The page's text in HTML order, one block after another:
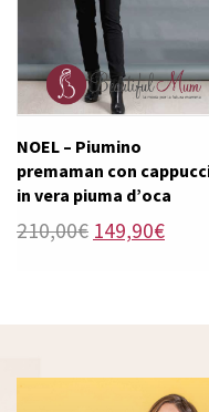
NOEL – Piumino
premaman con
in vera piuma d’oca
210,00€ Il
149,90€Il